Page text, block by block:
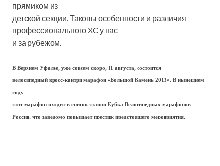
прямиком из
детской секции. Таковы особенности и различия
профессионального XC у нас
и за рубежом.
В Верхнем Уфалее, уже совсем скоро, 11 августа, состоится
велосипедный кросс-кантри марафон «Большой Камень 2013». В нынешнем
году
этот марафон входит в список этапов Кубка Велосипедных марафонов
России, что заведомо повышает престиж предстоящего мероприятия.